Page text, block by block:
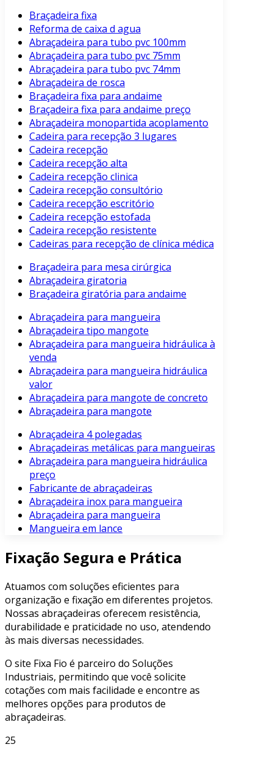
Braçadeira fixa
Reforma de caixa d agua
Abraçadeira para tubo pvc 100mm
Abraçadeira para tubo pvc 75mm
Abraçadeira para tubo pvc 74mm
Abraçadeira de rosca
Braçadeira fixa para andaime
Braçadeira fixa para andaime preço
Abraçadeira monopartida acoplamento
Cadeira para recepção 3 lugares
Cadeira recepção
Cadeira recepção alta
Cadeira recepção clinica
Cadeira recepção consultório
Cadeira recepção escritório
Cadeira recepção estofada
Cadeira recepção resistente
Cadeiras para recepção de clínica médica
Braçadeira para mesa cirúrgica
Abraçadeira giratoria
Braçadeira giratória para andaime
Abraçadeira para mangueira
Abraçadeira tipo mangote
Abraçadeira para mangueira hidráulica à
venda
Abraçadeira para mangueira hidráulica
valor
Abraçadeira para mangote de concreto
Abraçadeira para mangote
Abraçadeira 4 polegadas
Abraçadeiras metálicas para mangueiras
Abraçadeira para mangueira hidráulica
preço
Fabricante de abraçadeiras
Abraçadeira inox para mangueira
Abraçadeira para mangueira
Mangueira em lance
Fixação Segura e Prática
Atuamos com soluções eficientes para
organização e fixação em diferentes projetos.
Nossas abraçadeiras oferecem resistência,
durabilidade e praticidade no uso, atendendo
às mais diversas necessidades.
O site Fixa Fio é parceiro do Soluções
Industriais, permitindo que você solicite
cotações com mais facilidade e encontre as
melhores opções para produtos de
abraçadeiras.
25